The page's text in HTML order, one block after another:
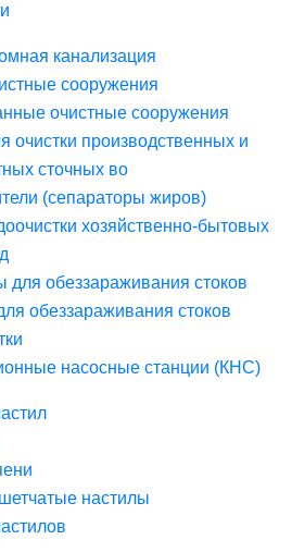
канализация
сооружения
очистные сооружения
очистки производственных и
сточных во
(сепараторы жиров)
хозяйственно-бытовых
для обеззараживания стоков
обеззараживания стоков
насосные станции (КНС)
настилы